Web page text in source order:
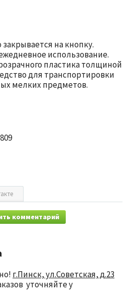
на кнопку.
использование.
пластика толщиной
для транспортировки
мелких предметов.
комментарий
г.Пинск, ул.Советская, д.23
уточняйте у